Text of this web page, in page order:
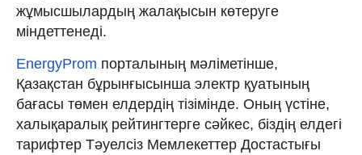
жұмысшылардың жалақысын көтеруге
міндеттенеді.
EnergyProm порталының мәліметінше,
Қазақстан бұрынғысынша электр қуатының
бағасы төмен елдердің тізімінде. Оның үстіне,
халықаралық рейтингтерге сәйкес, біздің елдегі
тарифтер Тәуелсіз Мемлекеттер Достастығы